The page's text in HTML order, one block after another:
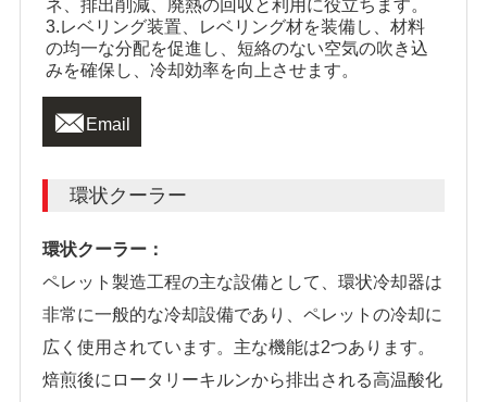
ネ、排出削減、廃熱の回収と利用に役立ちます。
3.レベリング装置、レベリング材を装備し、材料
の均一な分配を促進し、短絡のない空気の吹き込
みを確保し、冷却効率を向上させます。
 Email
環状クーラー
環状クーラー：
ペレット製造工程の主な設備として、環状冷却器は
非常に一般的な冷却設備であり、ペレットの冷却に
広く使用されています。主な機能は2つあります。
焙煎後にロータリーキルンから排出される高温酸化